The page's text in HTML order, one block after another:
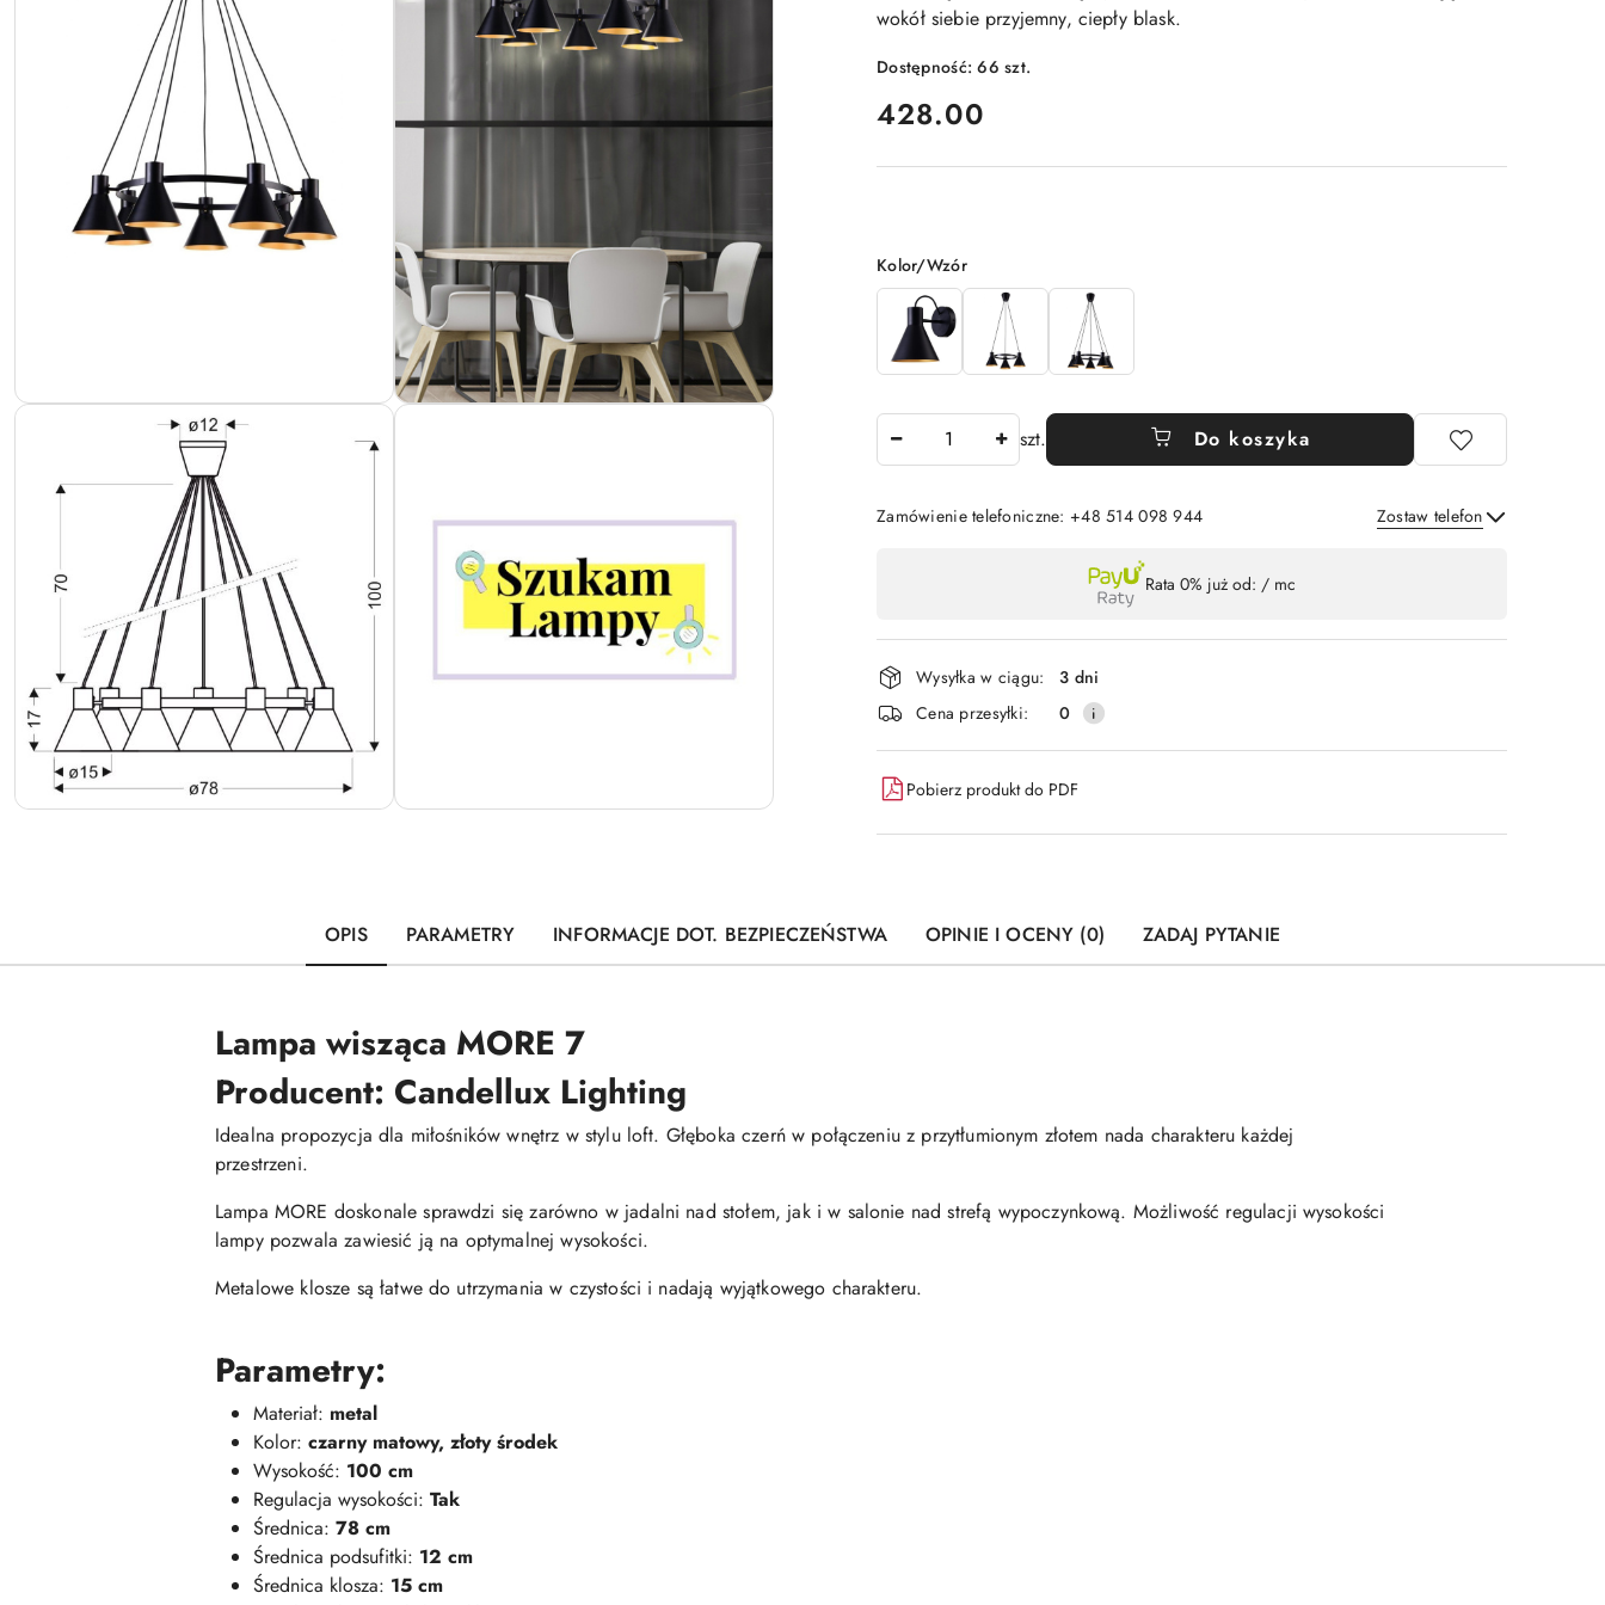
wokół siebie przyjemny, ciepły blask.
Dostępność:66szt.
cena:
428.00
Wariant
Kolor/Wzór
szt. Do koszyka
Zamówienie telefoniczne: +48 514 098 944 Zostaw telefon
płatność
i
dostawa
Rata 0% już od: / mc
Wysyłka w ciągu:
3 dni
Cena przesyłki:
0
Pobierz produkt do PDF
OPIS PARAMETRY INFORMACJE DOT. BEZPIECZEŃSTWA OPINIE I OCENY (0) ZADAJ PYTANIE
Lampa wisząca MORE 7
Producent: Candellux Lighting
Idealna propozycja dla miłośników wnętrz w stylu loft. Głęboka czerń w połączeniu z przytłumionym złotem nada charakteru każdej
przestrzeni.
Lampa MORE doskonale sprawdzi się zarówno w jadalni nad stołem, jak i w salonie nad strefą wypoczynkową. Możliwość regulacji wysokości
lampy pozwala zawiesić ją na optymalnej wysokości.
Metalowe klosze są łatwe do utrzymania w czystości i nadają wyjątkowego charakteru.
Parametry:
Materiał: metal
Kolor: czarny matowy, złoty środek
Wysokość: 100 cm
Regulacja wysokości: Tak
Średnica: 78 cm
Średnica podsufitki: 12 cm
Średnica klosza: 15 cm